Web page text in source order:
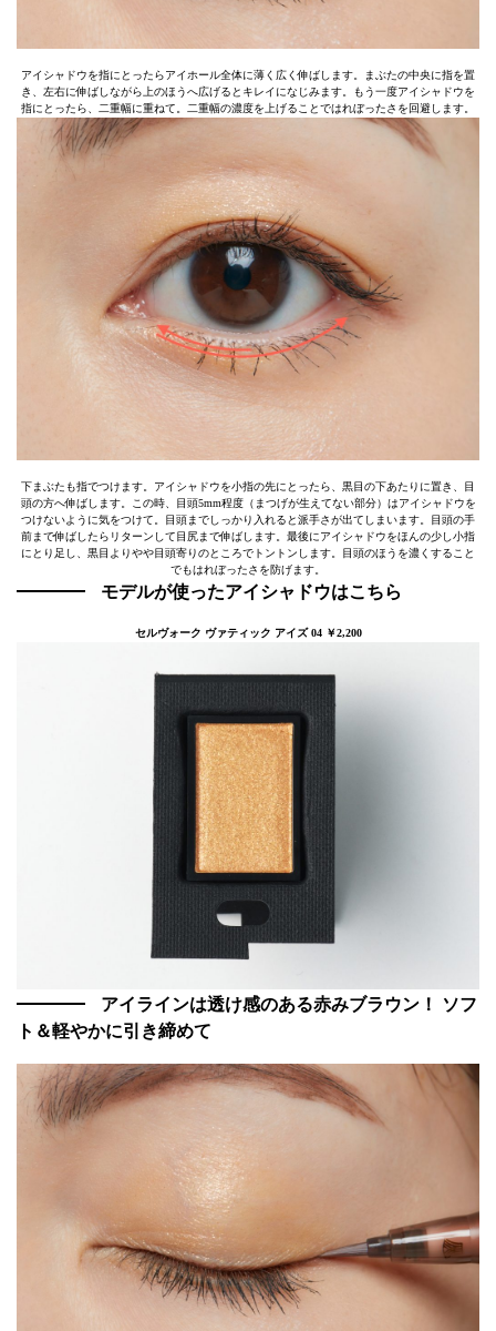
アイシャドウを指にとったらアイホール全体に薄く広く伸ばします。まぶたの中央に指を置
き、左右に伸ばしながら上のほうへ広げるとキレイになじみます。もう一度アイシャドウを
指にとったら、二重幅に重ねて。二重幅の濃度を上げることではれぼったさを回避します。
下まぶたも指でつけます。アイシャドウを小指の先にとったら、黒目の下あたりに置き、目
頭の方へ伸ばします。この時、目頭5mm程度（まつげが生えてない部分）はアイシャドウを
つけないように気をつけて。目頭までしっかり入れると派手さが出てしまいます。目頭の手
前まで伸ばしたらリターンして目尻まで伸ばします。最後にアイシャドウをほんの少し小指
にとり足し、黒目よりやや目頭寄りのところでトントンします。目頭のほうを濃くすること
でもはれぼったさを防げます。
モデルが使ったアイシャドウはこちら
セルヴォーク ヴァティック アイズ 04 ￥2,200
アイラインは透け感のある赤みブラウン！ ソフ
ト＆軽やかに引き締めて